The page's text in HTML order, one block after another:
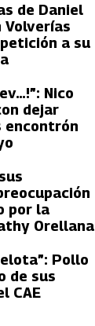
de Daniel
Volverías
a su
Nico
dejar
encontrón
por la
Orellana
Pollo
de sus
CAE